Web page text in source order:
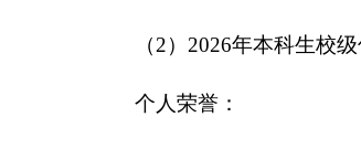
（2）2026年本科生校
个人荣誉：